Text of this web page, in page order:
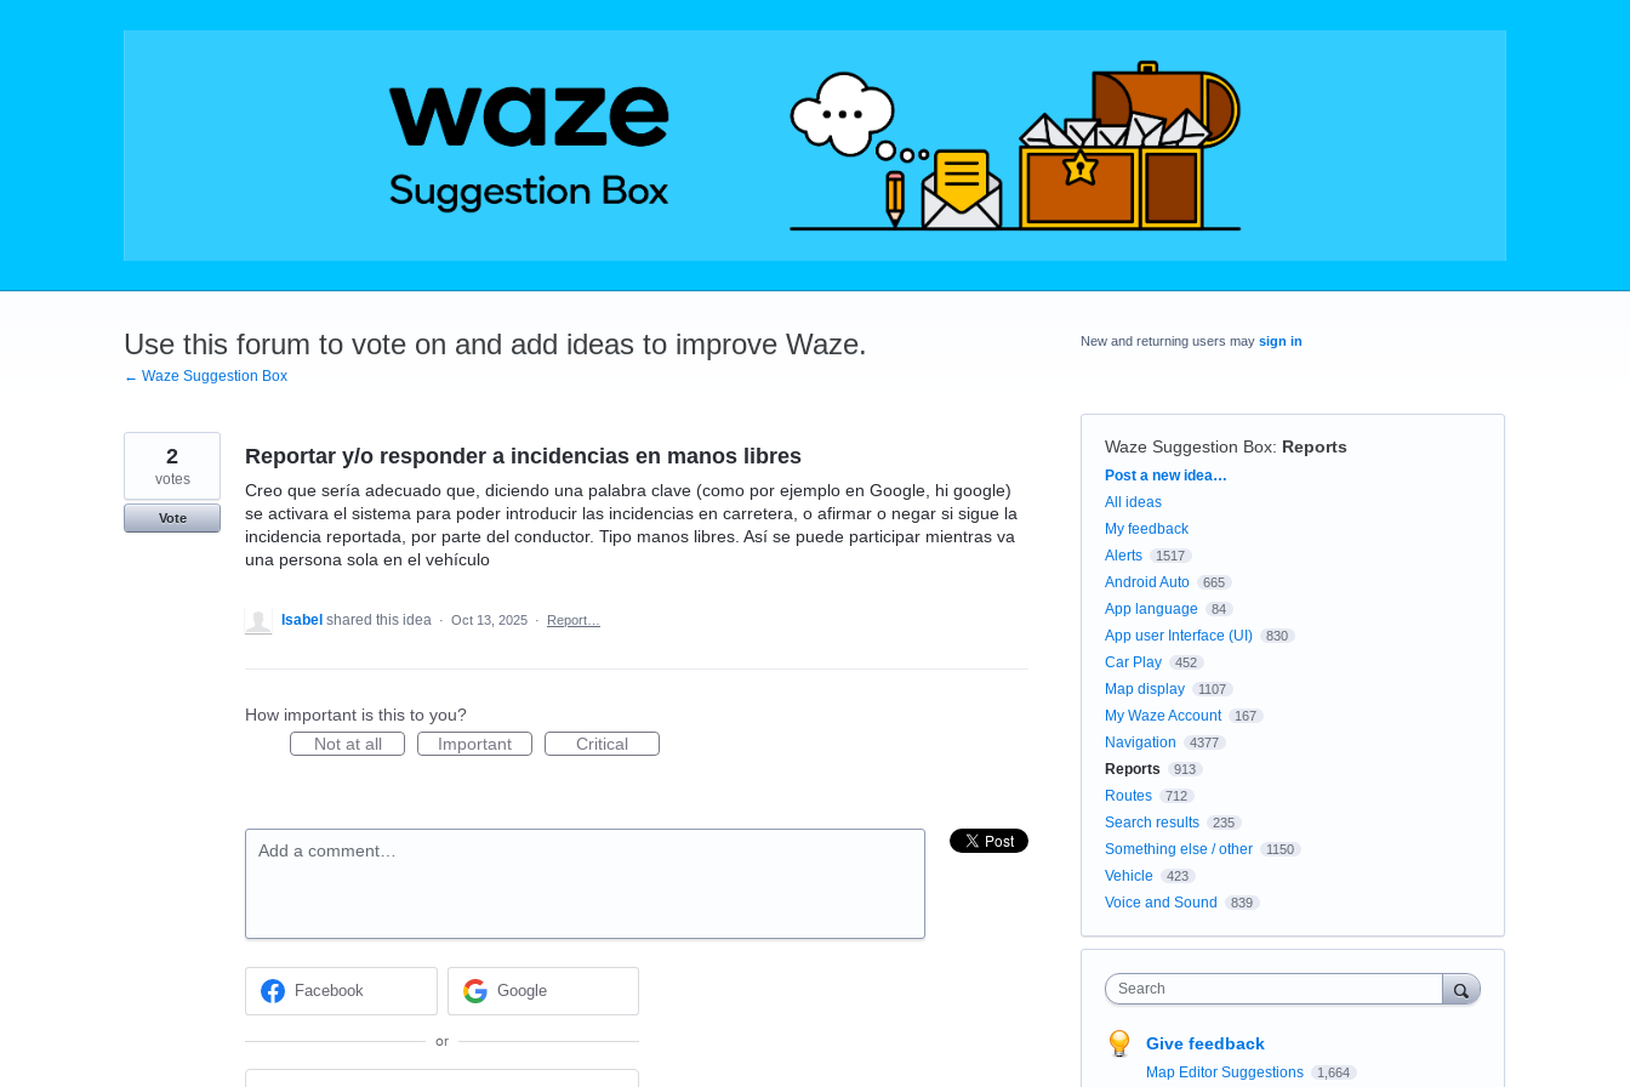
Use this forum to vote on and add ideas to improve Waze.
← Waze Suggestion Box
Reportar y/o responder a incidencias en manos libres
Creo que sería adecuado que, diciendo una palabra clave (como por ejemplo en Google, hi google)
se activara el sistema para poder introducir las incidencias en carretera, o afirmar o negar si sigue la
incidencia reportada, por parte del conductor. Tipo manos libres. Así se puede participar mientras va
una persona sola en el vehículo
2
votes
Vote
Isabel shared this idea · Oct 13, 2025 · Report…
How important is this to you?
Not at all
Important Critical
Add a comment…
Facebook Google
or
New and returning users may sign in
Waze Suggestion Box: Reports
Categories
Post a new idea…
All ideas
My feedback
Alerts
1517
Android Auto 665
App language 84
App user Interface (UI) 830
Car Play 452
Map display 1107
My Waze Account 167
Navigation 4377
Reports 913
Routes 712
Search results 235
Something else / other 1150
Vehicle 423
Voice and Sound 839
Search
Give feedback
Map Editor Suggestions 1,664